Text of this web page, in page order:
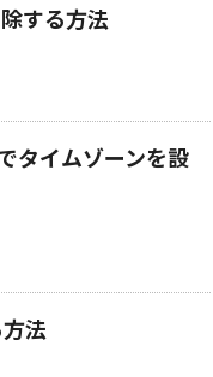
する方法
タイムゾーンを設
法